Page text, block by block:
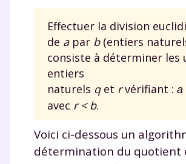
Effectuer la division
de apar b(entiers
consiste à déterminer les
entiers
naturels qet rvérifiant : a
avec r < b.
Voici ci-dessous un
détermination du quotient
Envie de
et de réussir
année